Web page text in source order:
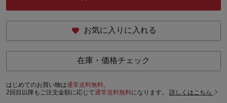
お気に入りに入れる
在庫・価格チェック
はじめてのお買い物は通常送料無料。
2回目以降もご注文金額に応じて通常送料無料になります。 詳しくはこちら